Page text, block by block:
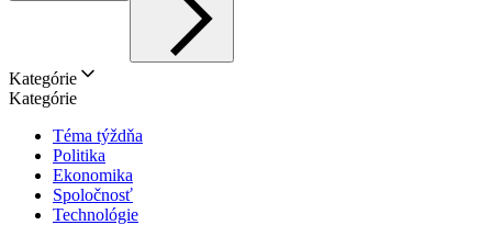
Kategórie
Kategórie
Téma týždňa
Politika
Ekonomika
Spoločnosť
Technológie